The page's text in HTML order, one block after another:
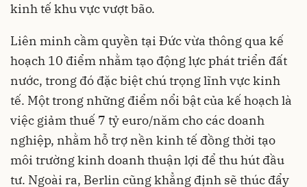
kinh tế khu vực vượt bão.
Liên minh cầm quyền tại Đức vừa thông qua kế
hoạch 10 điểm nhằm tạo động lực phát triển đất
nước, trong đó đặc biệt chú trọng lĩnh vực kinh
tế. Một trong những điểm nổi bật của kế hoạch là
việc giảm thuế 7 tỷ euro/năm cho các doanh
nghiệp, nhằm hỗ trợ nền kinh tế đồng thời tạo
môi trường kinh doanh thuận lợi để thu hút đầu
tư. Ngoài ra, Berlin cũng khẳng định sẽ thúc đẩy